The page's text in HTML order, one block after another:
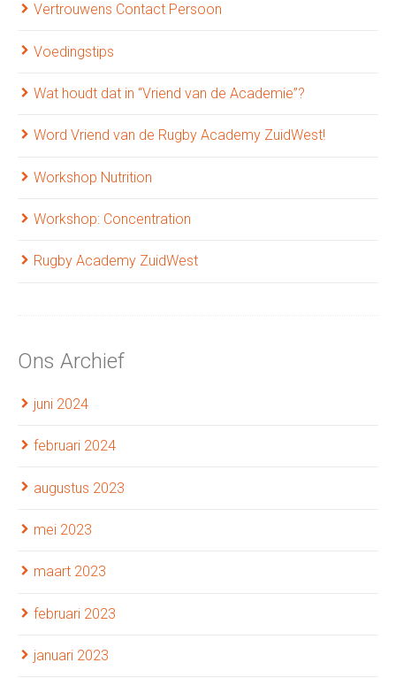
Vertrouwens Contact Persoon
Voedingstips
Wat houdt dat in “Vriend van de Academie”?
Word Vriend van de Rugby Academy ZuidWest!
Workshop Nutrition
Workshop: Concentration
Rugby Academy ZuidWest
Ons Archief
juni 2024
februari 2024
augustus 2023
mei 2023
maart 2023
februari 2023
januari 2023